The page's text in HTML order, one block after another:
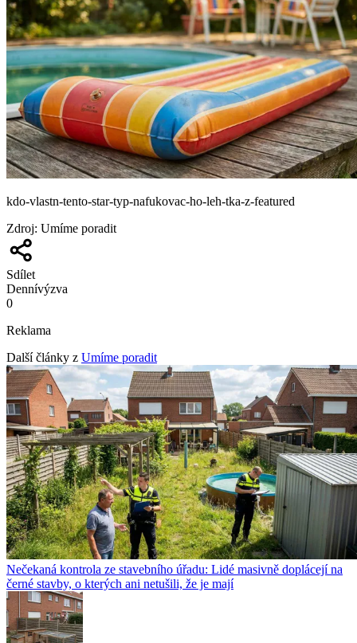
kdo-vlastn-tento-star-typ-nafukovac-ho-leh-tka-z-featured
Zdroj: Umíme poradit
Sdílet
Dennívýzva
0
Reklama
Další články z Umíme poradit
Nečekaná kontrola ze stavebního úřadu: Lidé masivně doplácejí na
černé stavby, o kterých ani netušili, že je mají